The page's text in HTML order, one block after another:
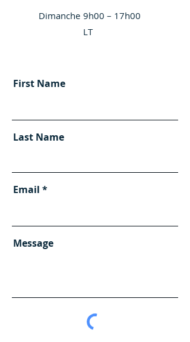
Dimanche 9h00 – 17h00
LT
First Name
Last Name
Email
Message